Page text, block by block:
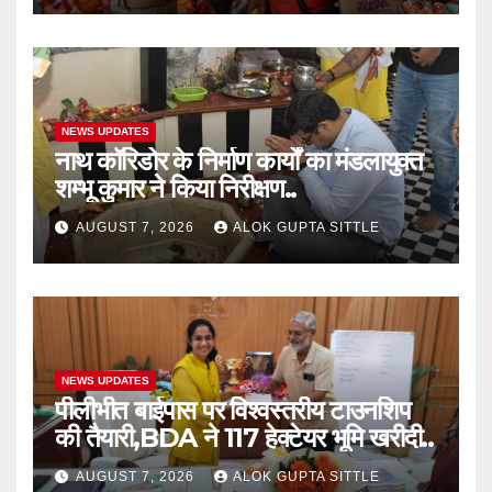
NEWS UPDATES
नाथ कॉरिडोर के निर्माण कार्यों का मंडलायुक्त
शम्भू कुमार ने किया निरीक्षण..
AUGUST 7, 2026 ALOK GUPTA SITTLE
NEWS UPDATES
पीलीभीत बाईपास पर विश्वस्तरीय टाउनशिप
की तैयारी,BDA ने 117 हेक्टेयर भूमि खरीदी..
AUGUST 7, 2026 ALOK GUPTA SITTLE